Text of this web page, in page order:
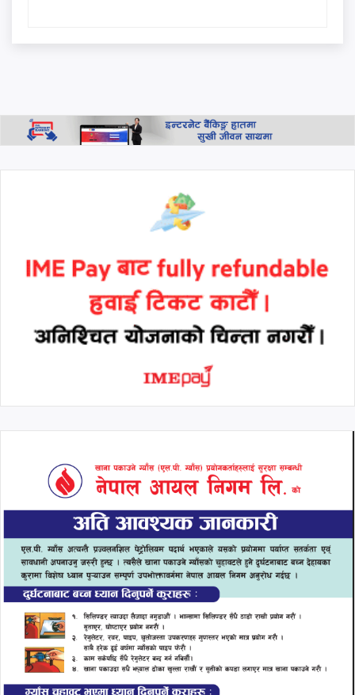
"जनताको धैर्य टुटेको दिन यी ठाउँ
भन्ने स्टाटस पछि मनिष झाको